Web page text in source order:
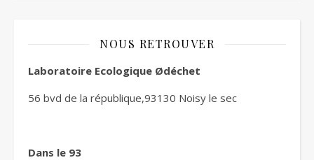
NOUS RETROUVER
Laboratoire Ecologique Ødéchet
56 bvd de la république,93130 Noisy le sec
Dans le 93